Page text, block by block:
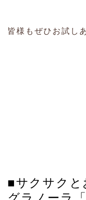
皆様もぜひお試し
■サクサクと